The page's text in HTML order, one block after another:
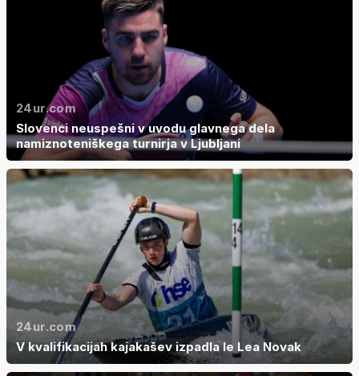
24ur.com
Slovenci neuspešni v uvodu glavnega dela
namiznoteniškega turnirja v Ljubljani
24ur.com
V kvalifikacijah kajakašev izpadla le Lea Novak